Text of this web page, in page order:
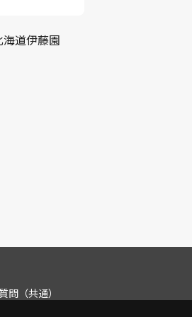
海道伊藤園
問（共通）